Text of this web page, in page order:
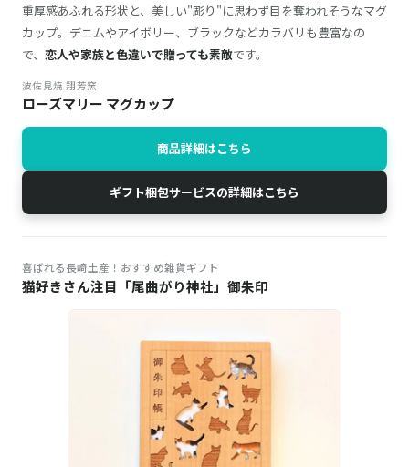
重厚感あふれる形状と、美しい"彫り"に思わず目を奪われそうなマグ
カップ。デニムやアイボリー、ブラックなどカラバリも豊富なの
で、 恋人や家族と色違いで贈っても素敵です。
波佐見焼 翔芳窯
ローズマリー マグカップ
商品詳細はこちら
ギフト梱包サービスの詳細はこちら
喜ばれる長崎土産！おすすめ雑貨ギフト
猫好きさん注目「尾曲がり神社」御朱印